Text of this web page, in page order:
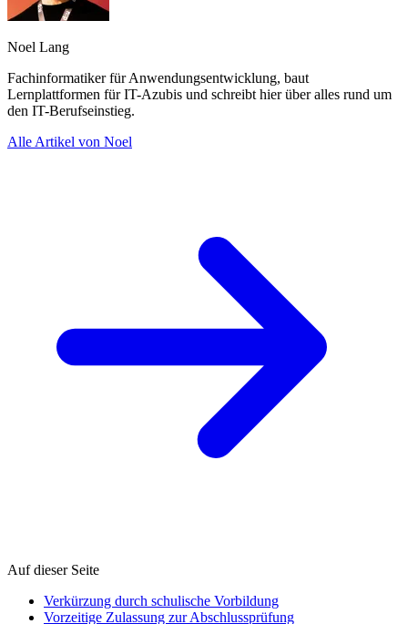
Noel Lang
Fachinformatiker für Anwendungsentwicklung, baut
Lernplattformen für IT-Azubis und schreibt hier über alles rund um
den IT-Berufseinstieg.
Alle Artikel von Noel
Auf dieser Seite
Verkürzung durch schulische Vorbildung
Vorzeitige Zulassung zur Abschlussprüfung